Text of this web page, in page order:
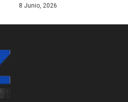
8 Junio, 2026